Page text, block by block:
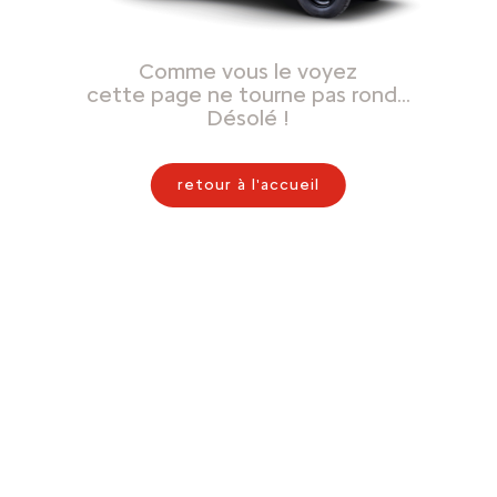
Comme vous le voyez
cette page ne tourne pas rond…
Désolé !
retour à l'accueil